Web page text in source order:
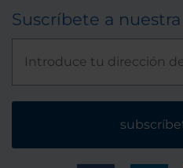
Suscríbete a